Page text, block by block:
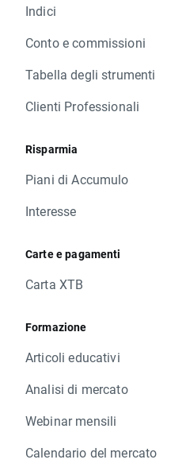
Indici
Conto e commissioni
Tabella degli strumenti
Clienti Professionali
Risparmia
Piani di Accumulo
Interesse
Carte e pagamenti
Carta XTB
Formazione
Articoli educativi
Analisi di mercato
Webinar mensili
Calendario del mercato